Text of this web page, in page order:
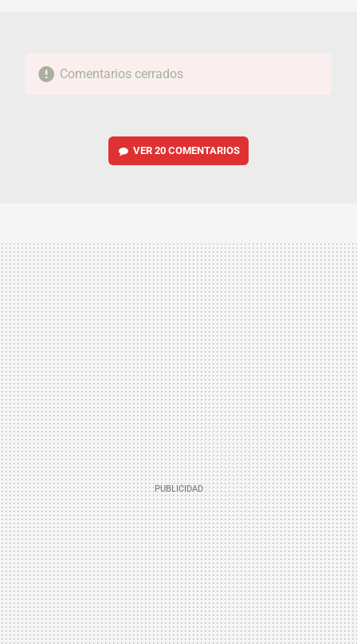
Comentarios cerrados
VER 20 COMENTARIOS